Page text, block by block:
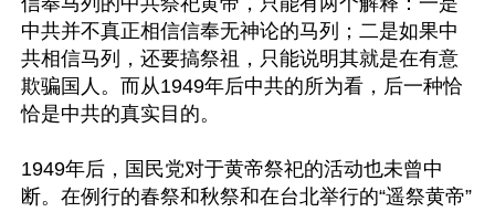
中共并不真正相信信奉无神论的马列；二是如果中
共相信马列，还要搞祭祖，只能说明其就是在有意
欺骗国人。而从1949年后中共的所为看，后一种恰
恰是中共的真实目的。
1949年后，国民党对于黄帝祭祀的活动也未曾中
断。在例行的春祭和秋祭和在台北举行的“遥祭黄帝”